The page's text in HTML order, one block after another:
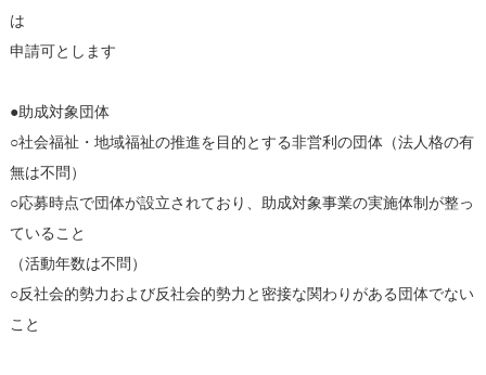
は
申請可とします
●助成対象団体
○社会福祉・地域福祉の推進を目的とする非営利の団体（法人格の有
無は不問）
○応募時点で団体が設立されており、助成対象事業の実施体制が整っ
ていること
（活動年数は不問）
○反社会的勢力および反社会的勢力と密接な関わりがある団体でない
こと